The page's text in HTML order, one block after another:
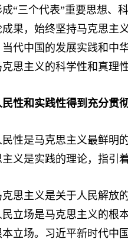
“三个代表”重要思想、
成果，始终坚持马克思主
当代中国的发展实践和中
思主义的科学性和真理
民性和实践性得到充分贯
是马克思主义最鲜明的
义是实践的理论，指引
主义是关于人民解放的
立场是马克思主义的根
立场。习近平新时代中